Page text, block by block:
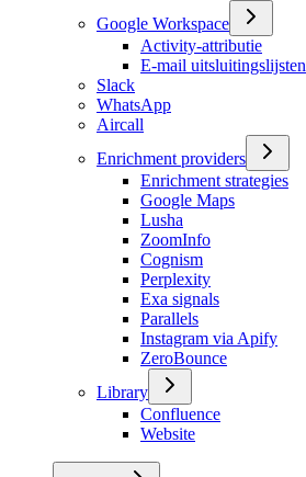
Google Workspace
Activity-attributie
E-mail uitsluitingslijsten
Slack
WhatsApp
Aircall
Enrichment providers
Enrichment strategies
Google Maps
Lusha
ZoomInfo
Cognism
Perplexity
Exa signals
Parallels
Instagram via Apify
ZeroBounce
Library
Confluence
Website